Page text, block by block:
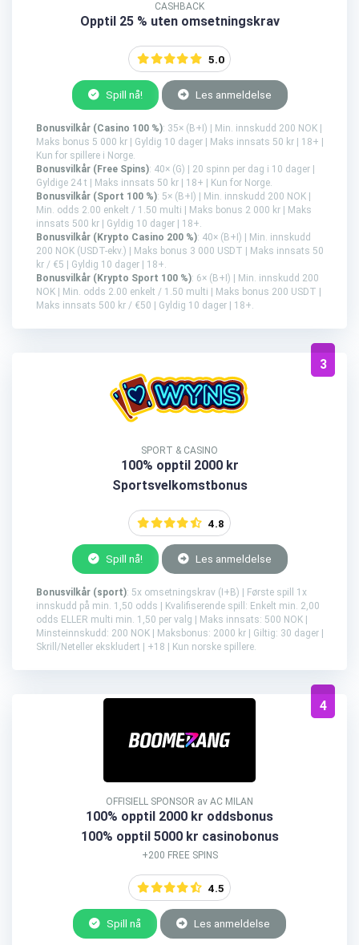
CASHBACK
Opptil 25 % uten omsetningskrav
5.0
Spill nå! Les anmeldelse
Bonusvilkår (Casino 100 %): 35× (B+I) | Min. innskudd 200 NOK |
Maks bonus 5 000 kr | Gyldig 10 dager | Maks innsats 50 kr | 18+ |
Kun for spillere i Norge.
Bonusvilkår (Free Spins): 40× (G) | 20 spinn per dag i 10 dager |
Gyldige 24 t | Maks innsats 50 kr | 18+ | Kun for Norge.
Bonusvilkår (Sport 100 %): 5× (B+I) | Min. innskudd 200 NOK |
Min. odds 2.00 enkelt / 1.50 multi | Maks bonus 2 000 kr | Maks
innsats 500 kr | Gyldig 10 dager | 18+.
Bonusvilkår (Krypto Casino 200 %): 40× (B+I) | Min. innskudd
200 NOK (USDT-ekv.) | Maks bonus 3 000 USDT | Maks innsats 50
kr / €5 | Gyldig 10 dager | 18+.
Bonusvilkår (Krypto Sport 100 %): 6× (B+I) | Min. innskudd 200
NOK | Min. odds 2.00 enkelt / 1.50 multi | Maks bonus 200 USDT |
Maks innsats 500 kr / €50 | Gyldig 10 dager | 18+.
3
SPORT & CASINO
100% opptil 2000 kr
Sportsvelkomstbonus
4.8
Spill nå! Les anmeldelse
Bonusvilkår (sport): 5x omsetningskrav (I+B) | Første spill 1x
innskudd på min. 1,50 odds | Kvalifiserende spill: Enkelt min. 2,00
odds ELLER multi min. 1,50 per valg | Maks innsats: 500 NOK |
Minsteinnskudd: 200 NOK | Maksbonus: 2000 kr | Giltig: 30 dager |
Skrill/Neteller ekskludert | +18 | Kun norske spillere.
4
OFFISIELL SPONSOR av AC MILAN
100% opptil 2000 kr oddsbonus
100% opptil 5000 kr casinobonus
+200 FREE SPINS
4.5
Spill nå Les anmeldelse